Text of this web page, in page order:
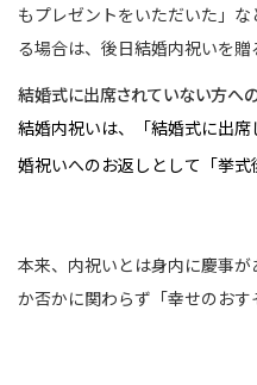
もプレゼントをいただいた」
る場合は、後日結婚内祝いを贈
結婚式に出席されていない方への
結婚内祝いは、「結婚式に出
婚祝いへのお返しとして「挙式
本来、内祝いとは身内に慶事
か否かに関わらず「幸せのおす